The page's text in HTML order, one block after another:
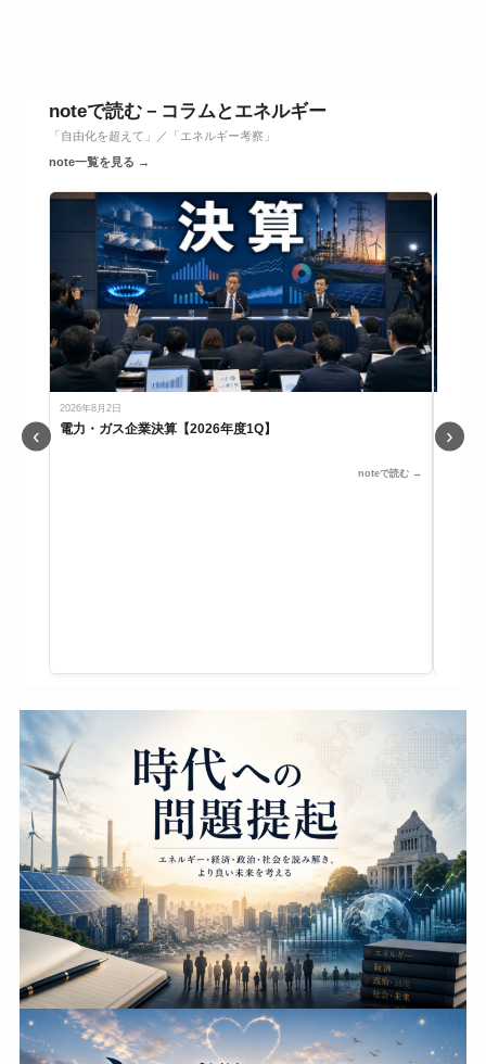
noteで読む－コラムとエネルギー
「自由化を超えて」／「エネルギー考察」
note一覧を見る →
‹
2026年8月2日
電力・ガス企業決算【2026年度1Q】
noteで読む →
1年
た。
›